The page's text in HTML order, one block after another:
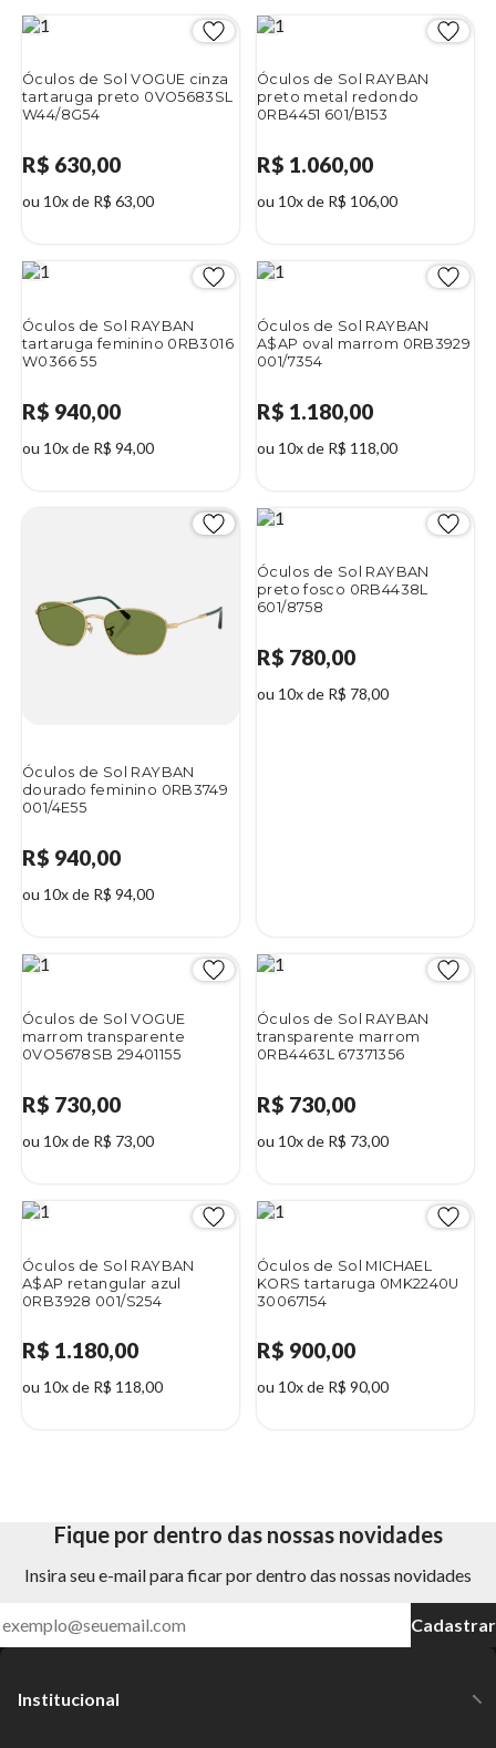
Óculos de Sol VOGUE cinza
tartaruga preto 0VO5683SL
W44/8G54
R$ 630,00
ou 10x de R$ 63,00
Óculos de Sol RAYBAN
preto metal redondo
0RB4451 601/B153
R$ 1.060,00
ou 10x de R$ 106,00
Óculos de Sol RAYBAN
tartaruga feminino 0RB3016
W0366 55
R$ 940,00
ou 10x de R$ 94,00
Óculos de Sol RAYBAN
A$AP oval marrom 0RB3929
001/7354
R$ 1.180,00
ou 10x de R$ 118,00
Óculos de Sol RAYBAN
dourado feminino 0RB3749
001/4E55
R$ 940,00
ou 10x de R$ 94,00
Óculos de Sol RAYBAN
preto fosco 0RB4438L
601/8758
R$ 780,00
ou 10x de R$ 78,00
Óculos de Sol VOGUE
marrom transparente
0VO5678SB 29401155
R$ 730,00
ou 10x de R$ 73,00
Óculos de Sol RAYBAN
transparente marrom
0RB4463L 67371356
R$ 730,00
ou 10x de R$ 73,00
Óculos de Sol RAYBAN
A$AP retangular azul
0RB3928 001/S254
R$ 1.180,00
ou 10x de R$ 118,00
Óculos de Sol MICHAEL
KORS tartaruga 0MK2240U
30067154
R$ 900,00
ou 10x de R$ 90,00
Fique por dentro das nossas novidades
Insira seu e-mail para ficar por dentro das nossas novidades
Cadastrar
Institucional